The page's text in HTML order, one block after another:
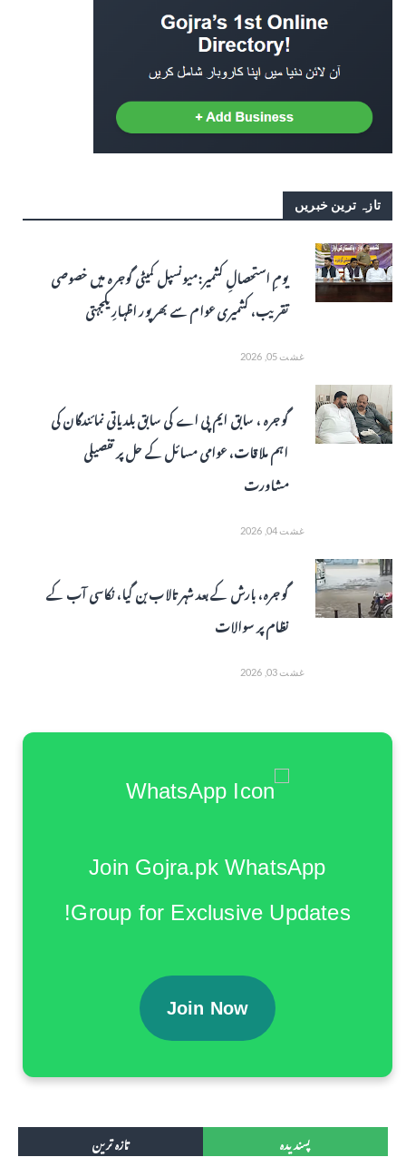
تازہ ترین خبریں
یومِ استحصالِ کشمیر: میونسپل کمیٹی گوجرہ میں خصوصی
تقریب، کشمیری عوام سے بھرپور اظہارِ یکجہتی
غشت 05, 2026
گوجرہ ، سابق ایم پی اے کی سابق بلدیاتی نمائندگان کی
اہم ملاقات، عوامی مسائل کے حل پر تفصیلی
مشاورت
غشت 04, 2026
گوجرہ، بارش کے بعد شہر تالاب بن گیا، نکاسی آب کے
نظام پر سوالات
غشت 03, 2026
Join Gojra.pk WhatsApp
Group for Exclusive Updates!
Join Now
پسندیدہ تازہ ترین